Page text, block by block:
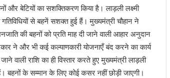
और बेटियों का सशक्तिकरण किया है। लाड़ली लक्ष्मी
गतिविधियों से बहनें सशक्त हुई हैं। मुख्यमंत्री चौहान ने
की बहनों को प्रति माह दी जाने वाली आहार अनुदान
ने और भी कई कल्याणकारी योजनाएँ बंद करने का कार्य
वाली राशि का ही विस्तार करते हुए मुख्यमंत्री लाड़ली
बहनों के सम्मान के लिए कोई कसर नहीं छोड़ी जाएगी।